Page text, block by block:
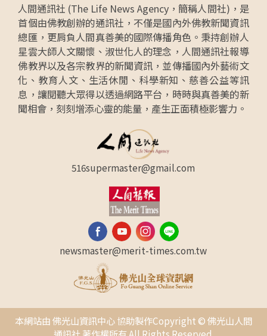
人間通訊社 (The Life News Agency，簡稱人間社)，是
首個由佛教創辦的通訊社，不僅是國內外佛教新聞資訊
總匯，更肩負人間真善美的國際傳播角色。秉持創辦人
星雲大師人文關懷、淑世化人的理念，人間通訊社報導
佛教界以及各宗教界的新聞資訊，並傳播國內外藝術文
化、教育人文、生活休閒、科學新知、慈善公益等訊
息，讓閱聽大眾得以透過網路平台，時時與真善美的新
聞相會，刻刻增添心靈的能量，產生正面積極影響力。
516supermaster@gmail.com
newsmaster@merit-times.com.tw
本網站由 佛光山資訊中心 協助製作Copyright © 佛光山人間
通訊社 著作權所有 All Rights Reserved.